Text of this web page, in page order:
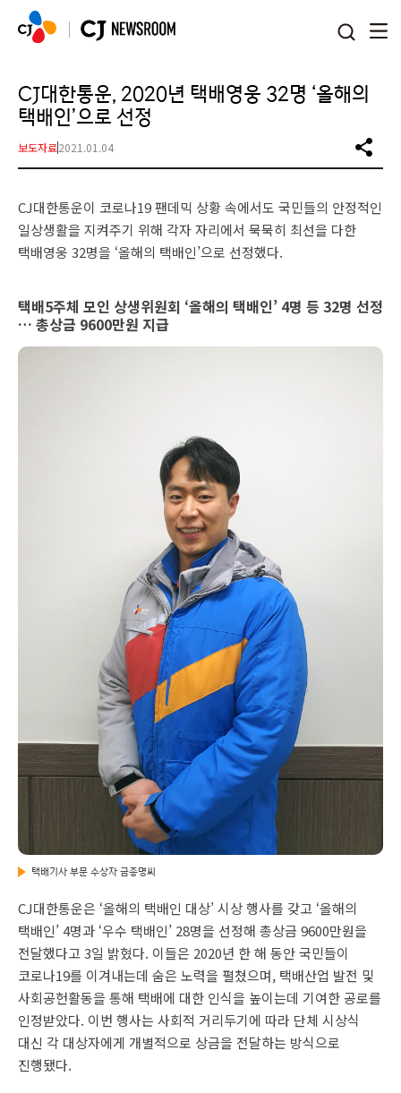
CJ대한통운, 2020년 택배영웅 32명 ‘올해의
택배인’으로 선정
보도자료2021.01.04
CJ대한통운이 코로나19 팬데믹 상황 속에서도 국민들의 안정적인
일상생활을 지켜주기 위해 각자 자리에서 묵묵히 최선을 다한
택배영웅 32명을 ‘올해의 택배인’으로 선정했다.
택배5주체 모인 상생위원회 ‘올해의 택배인’ 4명 등 32명 선정
… 총상금 9600만원 지급
택배기사 부문 수상자 금종명씨
CJ대한통운은 ‘올해의 택배인 대상’ 시상 행사를 갖고 ‘올해의
택배인’ 4명과 ‘우수 택배인’ 28명을 선정해 총상금 9600만원을
전달했다고 3일 밝혔다. 이들은 2020년 한 해 동안 국민들이
코로나19를 이겨내는데 숨은 노력을 펼쳤으며, 택배산업 발전 및
사회공헌활동을 통해 택배에 대한 인식을 높이는데 기여한 공로를
인정받았다. 이번 행사는 사회적 거리두기에 따라 단체 시상식
대신 각 대상자에게 개별적으로 상금을 전달하는 방식으로
진행됐다.